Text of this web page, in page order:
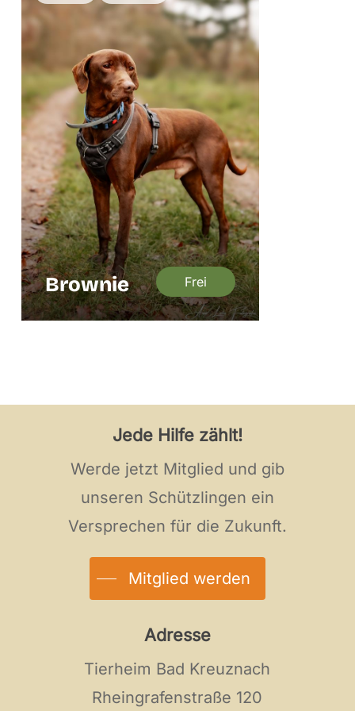
Brownie Frei
Jede Hilfe zählt!
Werde jetzt Mitglied und gib
unseren Schützlingen ein
Versprechen für die Zukunft.
Mitglied werden
Adresse
Tierheim Bad Kreuznach
Rheingrafenstraße 120